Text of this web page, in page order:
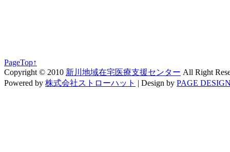
PageTop↑
Copyright © 2010 新川地域在宅医療支援センター All Right
Powered by 株式会社ストローハット | Design by PAGE